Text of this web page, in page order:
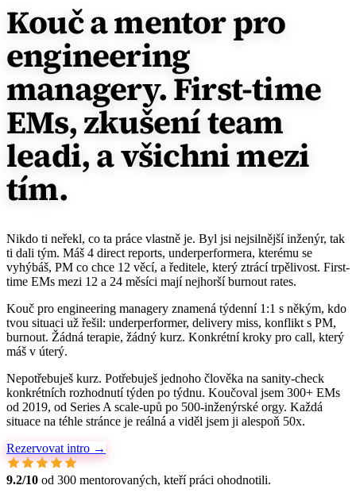
Kouč a mentor pro
engineering
managery.First-time
EMs, zkušení team
leadi, a všichni mezi
tím.
Nikdo ti neřekl, co ta práce vlastně je. Byl jsi nejsilnější inženýr, tak
ti dali tým. Máš 4 direct reports, underperformera, kterému se
vyhýbáš, PM co chce 12 věcí, a ředitele, který ztrácí trpělivost. First-
time EMs mezi 12 a 24 měsíci mají nejhorší burnout rates.
Kouč pro engineering managery znamená týdenní 1:1 s někým, kdo
tvou situaci už řešil: underperformer, delivery miss, konflikt s PM,
burnout. Žádná terapie, žádný kurz. Konkrétní kroky pro call, který
máš v úterý.
Nepotřebuješ kurz. Potřebuješ jednoho člověka na sanity-check
konkrétních rozhodnutí týden po týdnu. Koučoval jsem 300+ EMs
od 2019, od Series A scale-upů po 500-inženýrské orgy. Každá
situace na téhle stránce je reálná a viděl jsem ji alespoň 50x.
Rezervovat intro →
9.2/10 od 300 mentorovaných, kteří práci ohodnotili.